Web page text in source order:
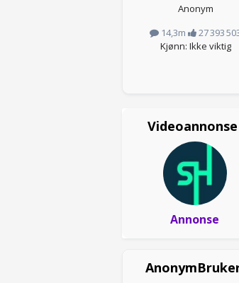
Anonym
14,3m
27 393
Kjønn: Ikke viktig
Videoannonse
Annonse